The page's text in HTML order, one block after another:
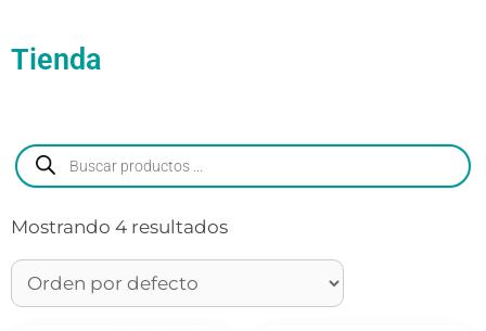
Tienda
Mostrando 4 resultados